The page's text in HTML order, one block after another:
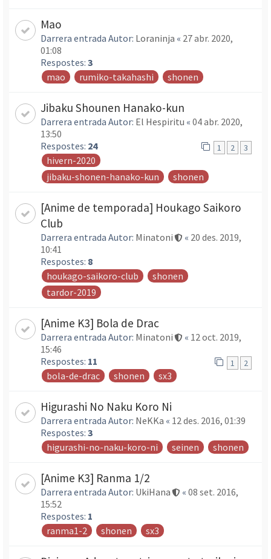
Mao
Darrera entrada Autor: Loraninja « 27 abr. 2020,
01:08
Respostes: 3
mao
rumiko-takahashi shonen
Jibaku Shounen Hanako-kun
Darrera entrada Autor: El Hespiritu « 04 abr. 2020,
13:50
Respostes: 24 1 2 3
hivern-2020
jibaku-shonen-hanako-kun
shonen
[Anime de temporada] Houkago Saikoro
Club
Darrera entrada Autor: Minatoni « 20 des. 2019,
10:41
Respostes: 8
houkago-saikoro-club
shonen
tardor-2019
[Anime K3] Bola de Drac
Darrera entrada Autor: Minatoni « 12 oct. 2019,
15:46
Respostes: 11 1 2
bola-de-drac shonen sx3
Higurashi No Naku Koro Ni
Darrera entrada Autor: NeKKa « 12 des. 2016, 01:39
Respostes: 3
higurashi-no-naku-koro-ni
seinen shonen
[Anime K3] Ranma 1/2
Darrera entrada Autor: UkiHana « 08 set. 2016,
15:52
Respostes: 1
ranma1-2
shonen sx3